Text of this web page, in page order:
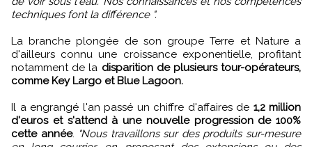
techniques font la différence ".
La branche plongée de son groupe Terre et Nature a
d'ailleurs connu une croissance exponentielle, profitant
notamment de la disparition de plusieurs tour-opérateurs,
comme Key Largo et Blue Lagoon.
Il a engrangé l'an passé un chiffre d'affaires de 1,2 million
d'euros et s'attend à une nouvelle progression de 100%
cette année. "Nous travaillons sur des produits sur-mesure